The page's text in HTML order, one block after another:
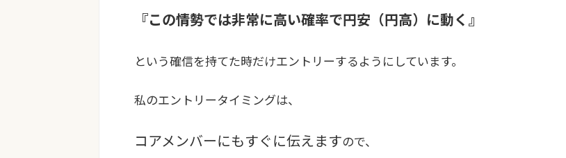
『この情勢では非常に高い確率で円安（円高）に動く』
という確信を持てた時だけエントリーするようにしています。
私のエントリータイミングは、
コアメンバーにもすぐに伝えますので、